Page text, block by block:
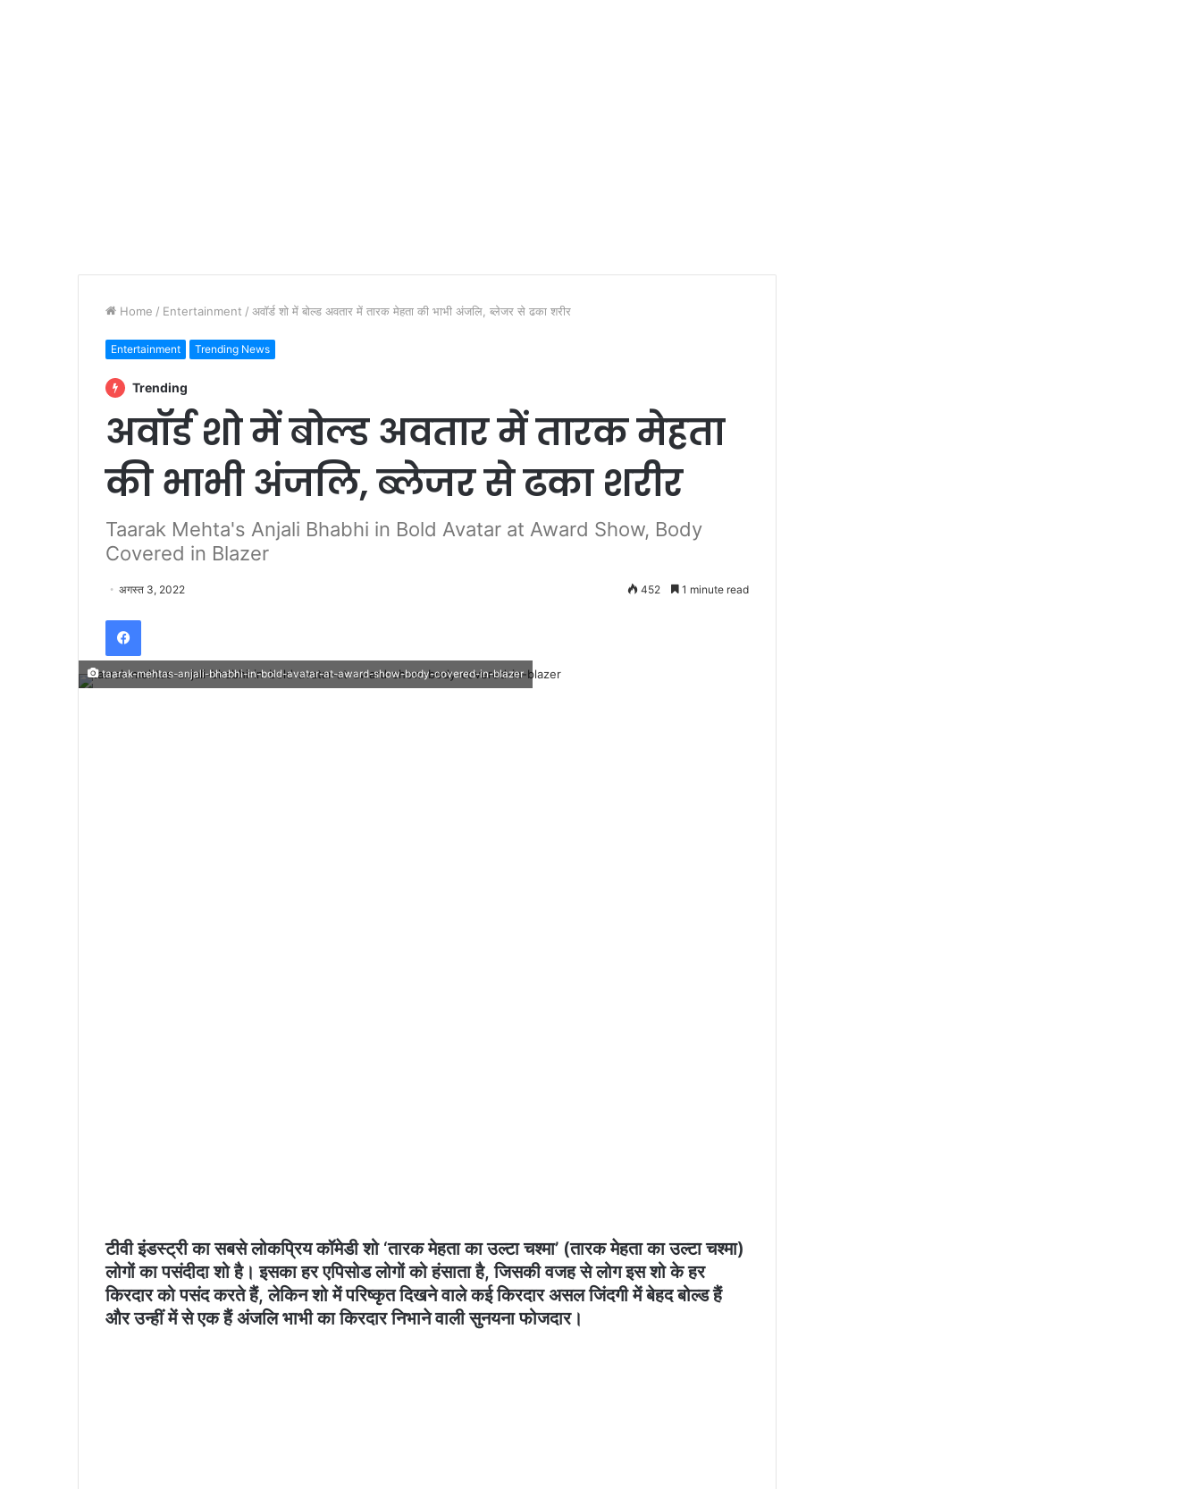
Home / Entertainment / अवॉर्ड शो में बोल्ड अवतार में तारक मेहता की भाभी अंजलि, ब्लेजर से ढका शरीर
Entertainment Trending News
Trending
अवॉर्ड शो में बोल्ड अवतार में तारक मेहता
की भाभी अंजलि, ब्लेजर से ढका शरीर
Taarak Mehta's Anjali Bhabhi in Bold Avatar at Award Show, Body
Covered in Blazer
अगस्त 3, 2022 452 1 minute read
taarak-mehtas-anjali-bhabhi-in-bold-avatar-at-award-show-body-covered-in-blazer
टीवी इंडस्ट्री का सबसे लोकप्रिय कॉमेडी शो ‘तारक मेहता का उल्टा चश्मा’ (तारक मेहता का उल्टा चश्मा)
लोगों का पसंदीदा शो है। इसका हर एपिसोड लोगों को हंसाता है, जिसकी वजह से लोग इस शो के हर
किरदार को पसंद करते हैं, लेकिन शो में परिष्कृत दिखने वाले कई किरदार असल जिंदगी में बेहद बोल्ड हैं
और उन्हीं में से एक हैं अंजलि भाभी का किरदार निभाने वाली सुनयना फोजदार।